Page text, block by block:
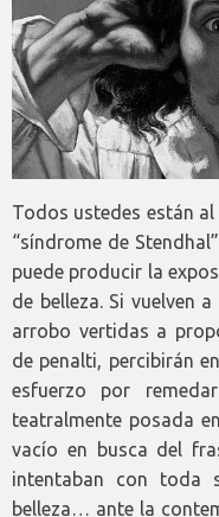
Todos ustedes están
“síndrome de
puede producir la
de belleza. Si vuelven
arrobo vertidas a
de penalti, percibirán
esfuerzo por
teatralmente posada
vacío en busca del
intentaban con toda
belleza… ante la